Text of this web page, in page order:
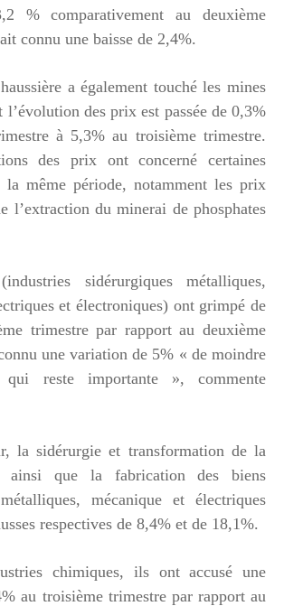
% comparativement au deuxième
connu une baisse de 2,4%.
a également touché les mines
l’évolution des prix est passée de 0,3%
à 5,3% au troisième trimestre.
des prix ont concerné certaines
la même période, notamment les prix
l’extraction du minerai de phosphates
sidérurgiques métalliques,
et électroniques) ont grimpé de
trimestre par rapport au deuxième
une variation de 5% « de moindre
qui reste importante », commente
la sidérurgie et transformation de la
ainsi que la fabrication des biens
mécanique et électriques
respectives de 8,4% et de 18,1%.
chimiques, ils ont accusé une
au troisième trimestre par rapport au